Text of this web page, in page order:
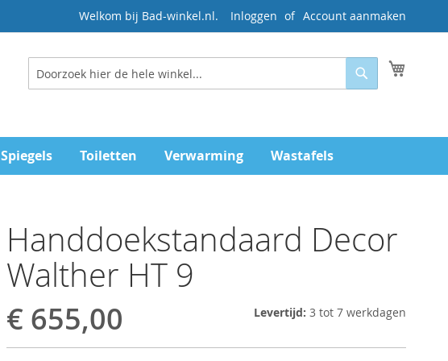
Welkom bij Bad-winkel.nl. Inloggen Account aanmaken
Zoeken
Zoeken
Spiegels Toiletten Verwarming Wastafels
Handdoekstandaard Decor
Walther HT 9
€ 655,00 Levertijd: 3 tot 7 werkdagen